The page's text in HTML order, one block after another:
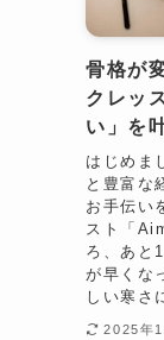
骨格が
クレッ
い」を
はじめま
と豊富な
お手伝い
スト「
ろ、あと
が早くな
しい寒さ
2025年